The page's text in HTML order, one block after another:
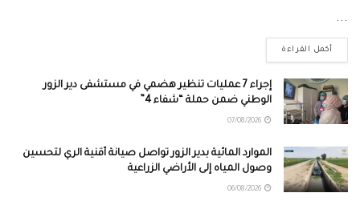
...
أكمل القراءة
إجراء 7 عمليات تنظير هضمي في مستشفى دير الزور
الوطني ضمن حملة “شفاء 4”
الموارد المائية بدير الزور تواصل صيانة أقنية الري لتحسين
وصول المياه إلى الأراضي الزراعية